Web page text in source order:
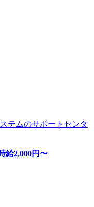
テムのサポートセンタ
給2,000円〜